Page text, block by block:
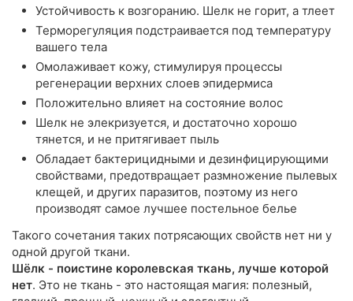
Устойчивость к возгоранию. Шелк не горит, а тлеет
Терморегуляция подстраивается под температуру
вашего тела
Омолаживает кожу, стимулируя процессы
регенерации верхних слоев эпидермиса
Положительно влияет на состояние волос
Шелк не элекризуется, и достаточно хорошо
тянется, и не притягивает пыль
Обладает бактерицидными и дезинфицирующими
свойствами, предотвращает размножение пылевых
клещей, и других паразитов, поэтому из него
производят самое лучшее постельное белье
Такого сочетания таких потрясающих свойств нет ни у
одной другой ткани.
Шёлк - поистине королевская ткань, лучше которой
нет. Это не ткань - это настоящая магия: полезный,